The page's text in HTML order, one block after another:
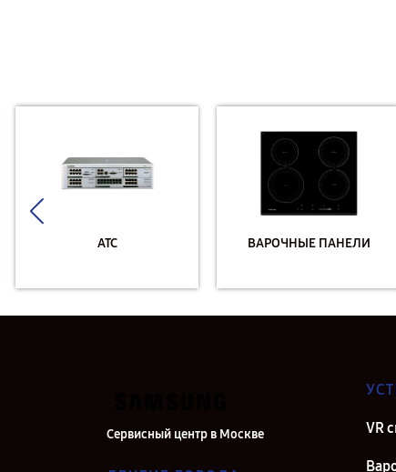
АТС ВАРОЧНЫЕ ПАНЕЛИ
Сервисный центр в Москве VR